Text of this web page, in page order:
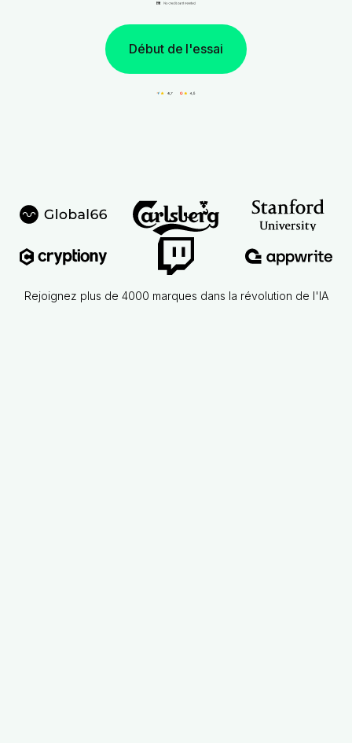
Début de l'essai
Rejoignez plus de 4000 marques dans la révolution de l'IA